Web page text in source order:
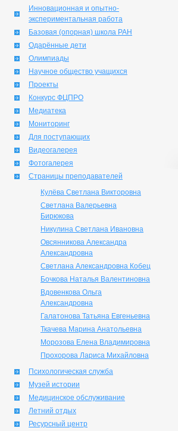
Инновационная и опытно-
экспериментальная работа
Базовая (опорная) школа РАН
Одарённые дети
Олимпиады
Научное общество учащихся
Проекты
Конкурс ФЦПРО
Медиатека
Мониторинг
Для поступающих
Видеогалерея
Фотогалерея
Страницы преподавателей
Кулёва Светлана Викторовна
Светлана Валерьевна
Бирюкова
Никулина Светлана Ивановна
Овсянникова Александра
Александровна
Светлана Александровна Кобец
Бочкова Наталья Валентиновна
Вдовенкова Ольга
Александровна
Галатонова Татьяна Евгеньевна
Ткачева Марина Анатольевна
Морозова Елена Владимировна
Прохорова Лариса Михайловна
Психологическая служба
Музей истории
Медицинское обслуживание
Летний отдых
Ресурсный центр